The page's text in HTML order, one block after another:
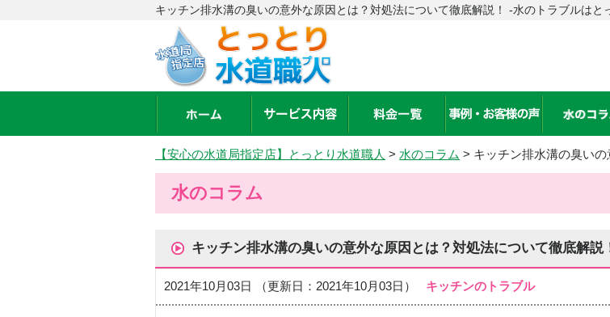
キッチン排水溝の臭いの意外な原因とは？対処法について徹底解説！ -水のトラブルはと
【安心の水道局指定店】とっとり水道職人 > 水のコラム > キッチン排水溝の臭い
水のコラム
キッチン排水溝の臭いの意外な原因とは？対処法について徹底解説
2021年10月03日 （更新日：2021年10月03日） キッチンのトラブル